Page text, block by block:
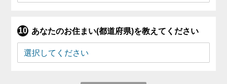
あなたのお住まい(都道府県)を教えてください